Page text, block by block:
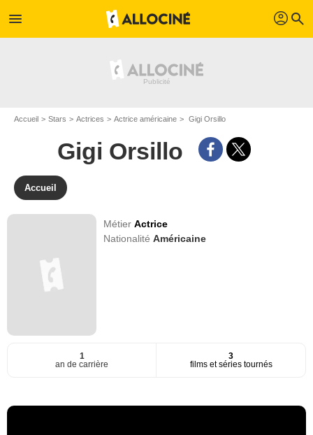
menu profil search
Accueil Stars Actrices Actrice américaine Gigi Orsillo
Gigi Orsillo
Accueil
MétierActrice
NationalitéAméricaine
1
an de carrière
3
films et séries tournés